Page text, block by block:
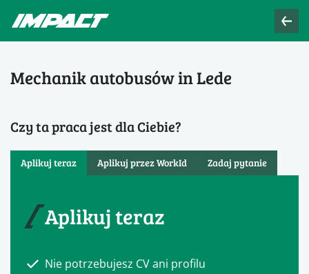
Mechanik autobusów in Lede
Czy ta praca jest dla Ciebie?
Aplikuj teraz Aplikuj przez WorkId Zadaj pytanie
Aplikuj teraz
Nie potrzebujesz CV ani profilu